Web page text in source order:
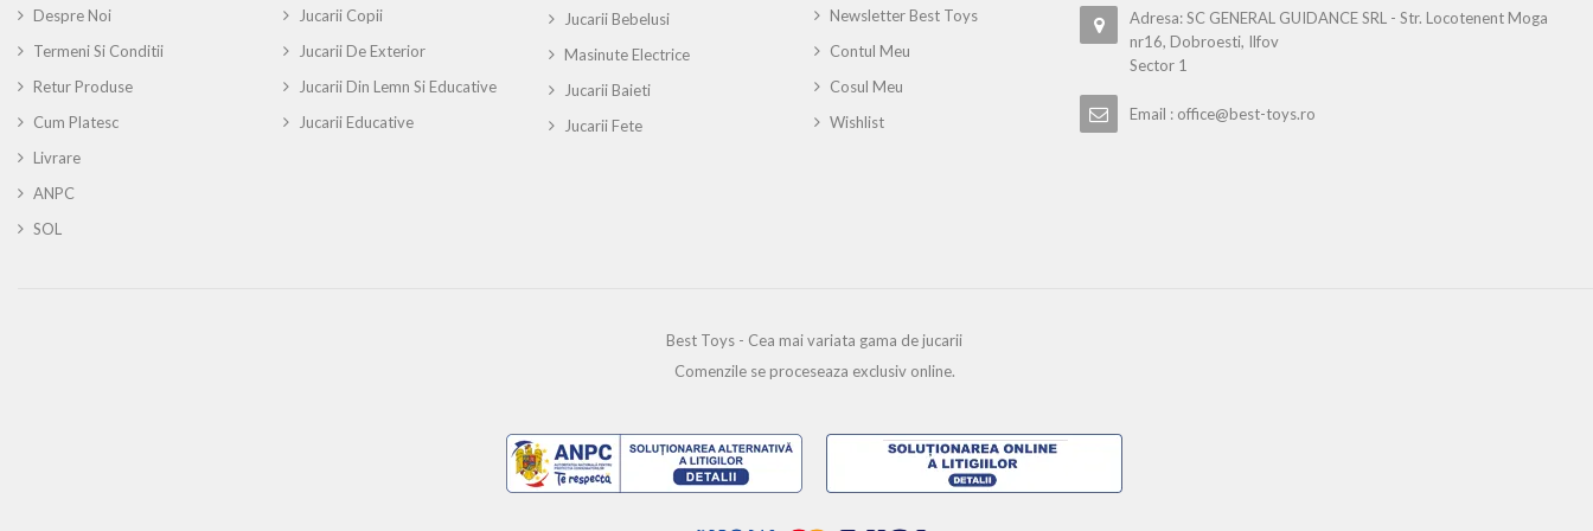
Despre Noi
Termeni Si Conditii
Retur Produse
Cum Platesc
Livrare
ANPC
SOL
Jucarii Copii
Jucarii De Exterior
Jucarii Din Lemn Si Educative
Jucarii Educative
Jucarii Bebelusi
Masinute Electrice
Jucarii Baieti
Jucarii Fete
Newsletter Best Toys
Contul Meu
Cosul Meu
Wishlist
Adresa: SC GENERAL GUIDANCE SRL - Str. Locotenent Moga
nr16, Dobroesti, Ilfov
Sector 1
Email : office@best-toys.ro
Best Toys - Cea mai variata gama de jucarii
Comenzile se proceseaza exclusiv online.